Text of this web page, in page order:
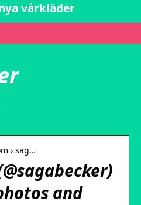
vårkläder
› sag…
and